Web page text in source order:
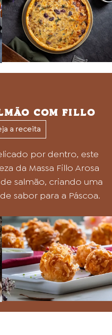
COM FILLO
a receita
por dentro, este
da Massa Fillo Arosa
salmão, criando uma
sabor para a Páscoa.